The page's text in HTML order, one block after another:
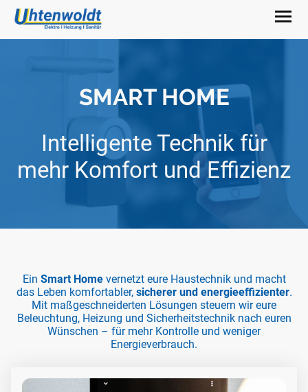
SMART HOME
Intelligente Technik für
mehr Komfort und Effizienz
Ein Smart Homevernetzt eure Haustechnik und macht
das Leben komfortabler, sicherer und energieeffizienter.
Mit maßgeschneiderten Lösungen steuern wir eure
Beleuchtung, Heizung und Sicherheitstechnik nach euren
Wünschen – für mehr Kontrolle und weniger
Energieverbrauch.